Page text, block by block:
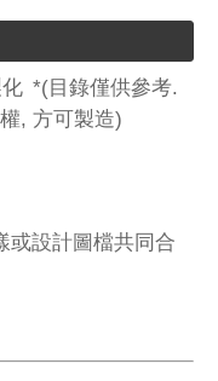
*(目錄僅供參考.
, 方可製造)
或設計圖檔共同合